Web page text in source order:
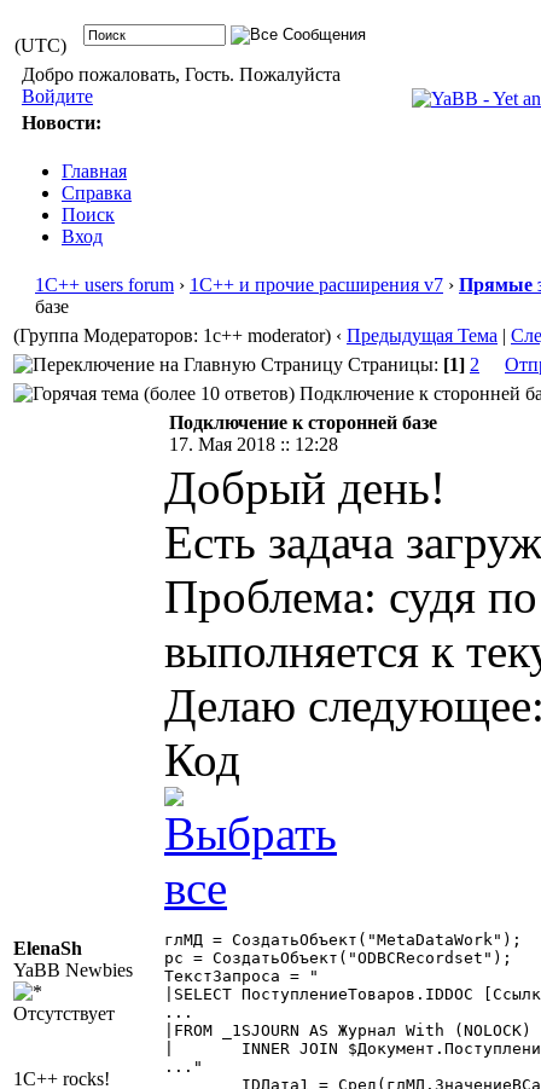
(UTC)
Добро пожаловать, Гость. Пожалуйста
Войдите
Новости:
Главная
Справка
Поиск
Вход
1С++ users forum › 1С++ и прочие расширения v7 › Прямые
базе
(Группа Модераторов: 1c++ moderator) ‹ Предыдущая Тема |
Страницы: [1] 2
Подключение к сторонней
ElenaSh
YaBB Newbies
Отсутствует
1C++ rocks!
Подключение к сторонней базе
17. Мая 2018 :: 12:28
Добрый день!
Есть задача
Проблема: судя
выполняется к
Делаю
Код
глМД = СоздатьОбъект("MetaDataWork");
рс = СоздатьОбъект("ODBCRecordset");
ТекстЗапроса = "
|SELECT ПоступлениеТоваров.IDDOC
...
|FROM _1SJOURN AS Журнал With (NOLOCK)
..."